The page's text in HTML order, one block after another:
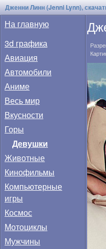
Дженни Линн (Jenni Lynn),
На главную
3d графика
Авиация
Автомобили
Аниме
Весь мир
Вкусности
Горы
Девушки
Животные
Кинофильмы
Компьютерные
игры
Космос
Мотоциклы
Мужчины